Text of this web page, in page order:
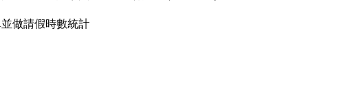
做請假時數統計